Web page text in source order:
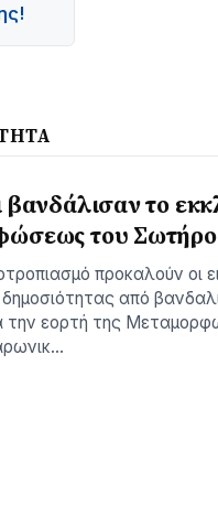
βανδάλισαν το
του
προκαλούν οι
από
την εορτή της